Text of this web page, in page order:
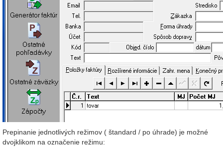
Prepinanie jednotlivých režimov ( štandard / po úhrade) je možné
dvojklikom na označenie režimu: